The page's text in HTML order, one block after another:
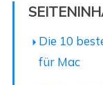
Die 10
für Mac